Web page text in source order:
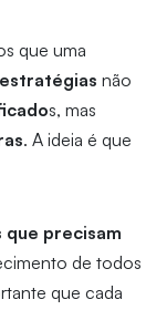
que uma
estratégiasnão
s, mas
. A ideia é que
precisam
de todos
que cada